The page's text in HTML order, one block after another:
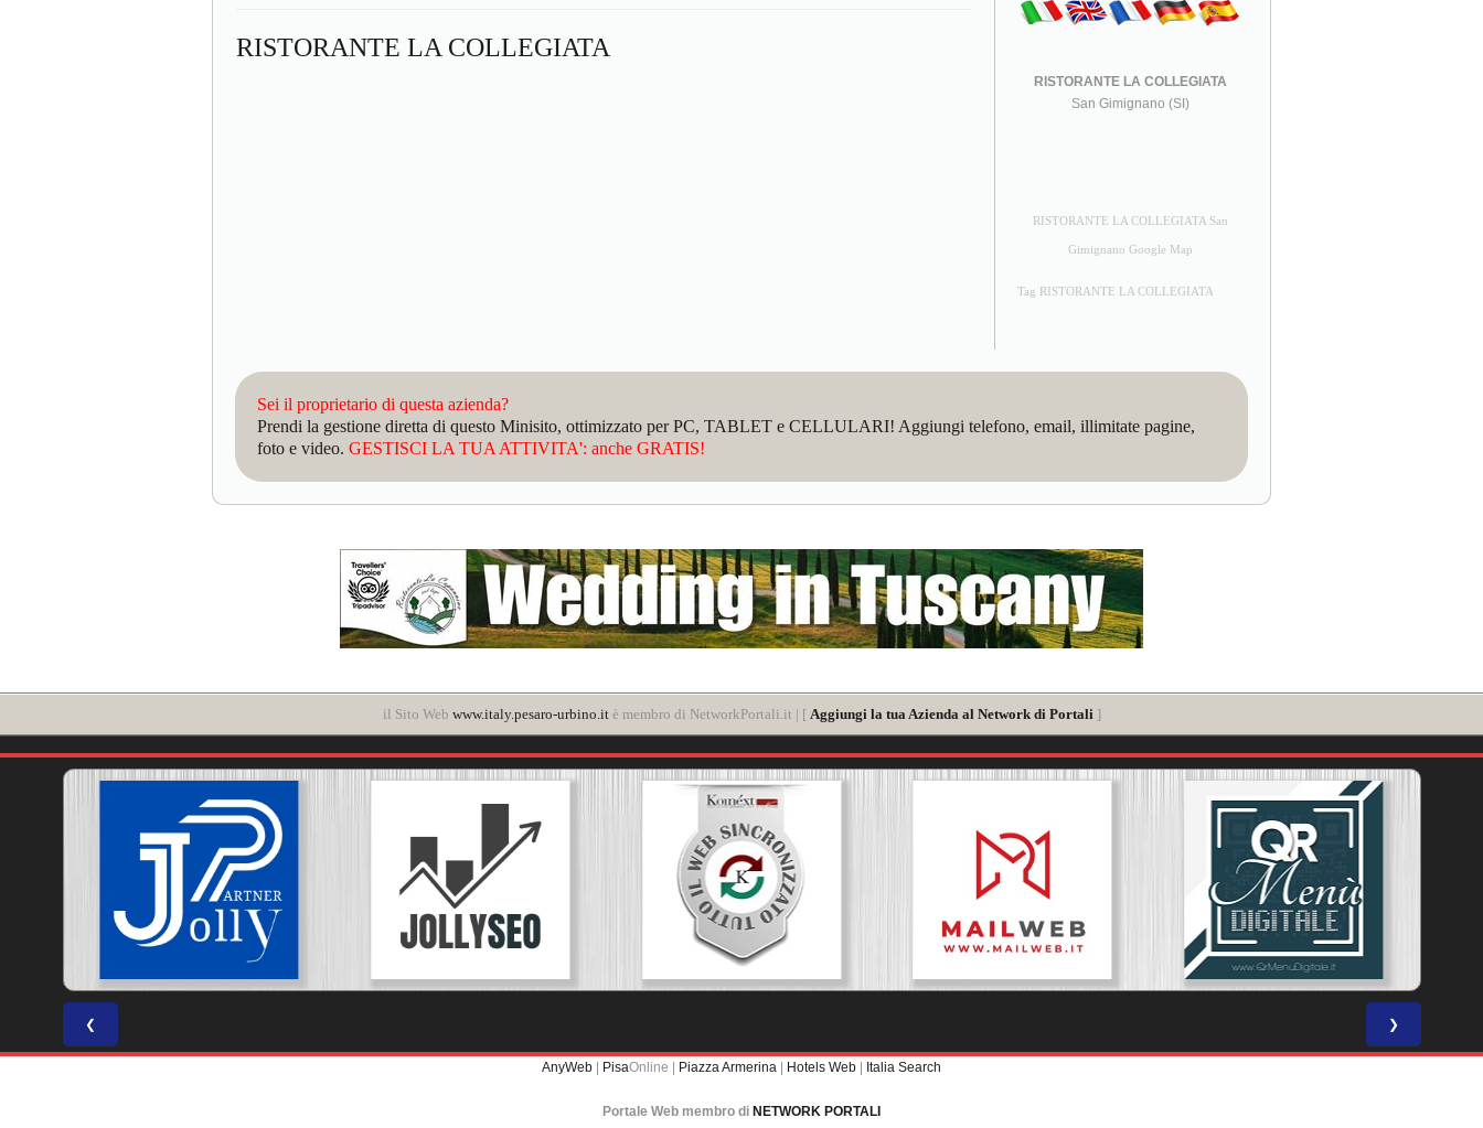
RISTORANTE LA COLLEGIATA
RISTORANTE LA COLLEGIATA
San Gimignano (SI)
RISTORANTE LA COLLEGIATA San
Gimignano Google Map
Tag RISTORANTE LA COLLEGIATA
Sei il proprietario di questa azienda?
Prendi la gestione diretta di questo Minisito, ottimizzato per PC, TABLET e CELLULARI! Aggiungi telefono, email, illimitate pagine,
foto e video. GESTISCI LA TUA ATTIVITA': anche GRATIS!
il Sito Web www.italy.pesaro-urbino.itè membro di NetworkPortali.it | [ Aggiungi la tua Azienda al Network di Portali ]
❮ ❯
AnyWeb | PisaOnline | Piazza Armerina | Hotels Web | Italia Search
Portale Web membro di NETWORK PORTALI